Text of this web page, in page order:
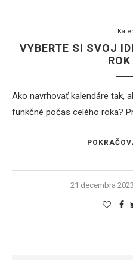
VYBERTE SI SVOJ
Ako navrhovať kalendáre tak,
funkčné počas celého roka?
21 decembra 2023